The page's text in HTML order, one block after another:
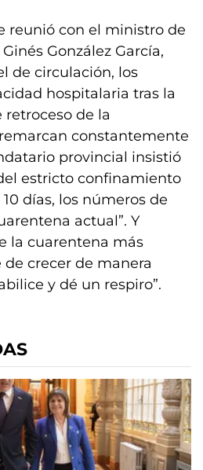
reunió con el ministro de
González García,
de circulación, los
hospitalaria tras la
de la
constantemente
provincial insistió
estricto confinamiento
días, los números de
actual”. Y
la cuarentena más
crecer de manera
y dé un respiro”.